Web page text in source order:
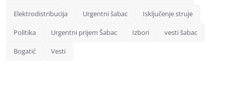
Elektrodistribucija Urgentni šabac Isključenje struje
Politika Urgentni prijem Šabac Izbori vesti šabac
Bogatić Vesti